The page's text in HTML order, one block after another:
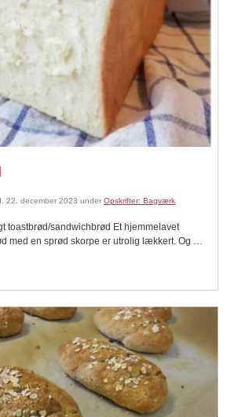
22. december 2023 under Opskrifter: Bagværk
toastbrød/sandwichbrød Et hjemmelavet
med en sprød skorpe er utrolig lækkert. Og så
man får det optimale ud af vores